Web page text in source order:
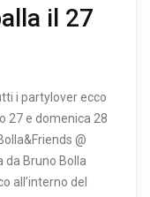
il 27
i partylover ecco
27 e domenica 28
@
da Bruno Bolla
all’interno del